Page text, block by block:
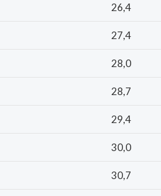
26,4
27,4
28,0
28,7
29,4
30,0
30,7